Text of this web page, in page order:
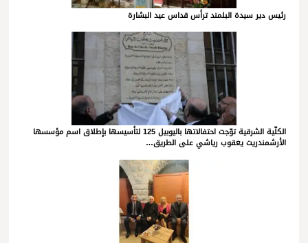
رئيس دير سيدة البلمند ترأس قداس عيد البشارة
الكلّية الشرقية توّجت احتفالاتها باليوبيل 125 لتأسيسها بإطلاق اسم مؤسسها
الأرشمندريت يعقوب رياشي على الطريق…